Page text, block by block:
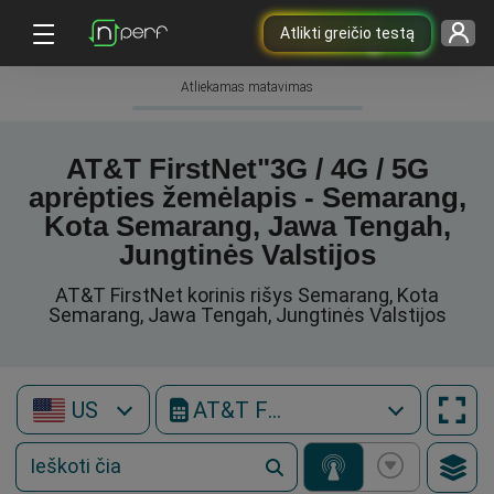
Atlikti greičio testą
Atliekamas matavimas
AT&T FirstNet"3G / 4G / 5G
aprėpties žemėlapis - Semarang,
Kota Semarang, Jawa Tengah,
Jungtinės Valstijos
AT&T FirstNet korinis rišys Semarang, Kota
Semarang, Jawa Tengah, Jungtinės Valstijos
US AT&T FirstNet